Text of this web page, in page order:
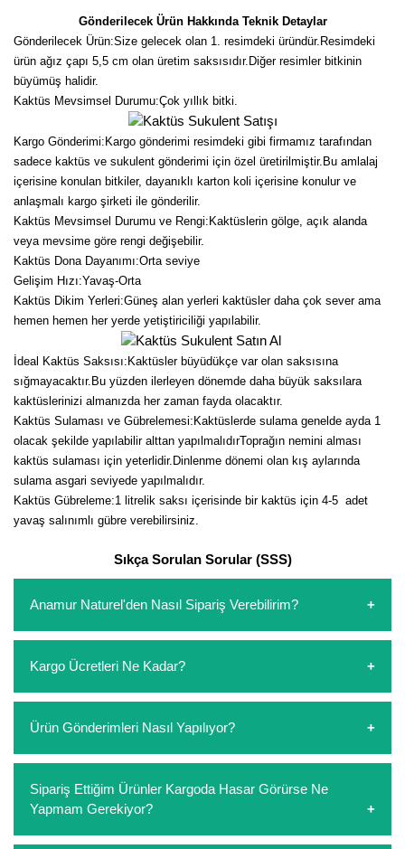
Gönderilecek Ürün Hakkında Teknik Detaylar
Gönderilecek Ürün:Size gelecek olan 1. resimdeki üründür.Resimdeki
ürün ağız çapı 5,5 cm olan üretim saksısıdır.Diğer resimler bitkinin
büyümüş halidir.
Kaktüs Mevsimsel Durumu:Çok yıllık bitki.
Kargo Gönderimi:Kargo gönderimi resimdeki gibi firmamız tarafından
sadece kaktüs ve sukulent gönderimi için özel üretirilmiştir.Bu amlalaj
içerisine konulan bitkiler, dayanıklı karton koli içerisine konulur ve
anlaşmalı kargo şirketi ile gönderilir.
Kaktüs Mevsimsel Durumu ve Rengi:Kaktüslerin gölge, açık alanda
veya mevsime göre rengi değişebilir.
Kaktüs Dona Dayanımı:Orta seviye
Gelişim Hızı:Yavaş-Orta
Kaktüs Dikim Yerleri:Güneş alan yerleri kaktüsler daha çok sever ama
hemen hemen her yerde yetiştiriciliği yapılabilir.
İdeal Kaktüs Saksısı:Kaktüsler büyüdükçe var olan saksısına
sığmayacaktır.Bu yüzden ilerleyen dönemde daha büyük saksılara
kaktüslerinizi almanızda her zaman fayda olacaktır.
Kaktüs Sulaması ve Gübrelemesi:Kaktüslerde sulama genelde ayda 1
olacak şekilde yapılabilir alttan yapılmalıdırToprağın nemini alması
kaktüs sulaması için yeterlidir. Dinlenme dönemi olan kış aylarında
sulama asgari seviyede yapılmalıdır.
Kaktüs Gübreleme:1 litrelik saksı içerisinde bir kaktüs için 4-5 adet
yavaş salınımlı gübre verebilirsiniz.
Sıkça Sorulan Sorular (SSS)
Anamur Naturel'den Nasıl Sipariş Verebilirim?
oluşturarak,iletişim numaralarımızdan bizi arayarak veya
whatsapp hattımızdan bizlere isteklerinizi yazarak sipariş
ödemelerini sipariş verdikten sonra havale/eft veya sipariş
Kargo Ücretleri Ne Kadar?
etmeyin diye 1500 lira ve üzerindeki siparişlerinizde
kargoyu biz karşılıyoruz. 1500 Lira altında kalan
kargo ücreti ödeme aşamasında sepetinize eklenecektir.
Ürün Gönderimleri Nasıl Yapılıyor?
paketlenip gönderim yapılmaktadır.
Sipariş Ettiğim Ürünler Kargoda Hasar Görürse Ne
Yapmam Gerekiyor?